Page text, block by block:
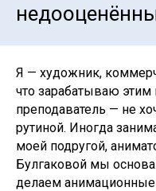
Я — художник,
что зарабатываю
преподаватель — не
рутиной. Иногда
моей подругой,
Булгаковой мы
делаем